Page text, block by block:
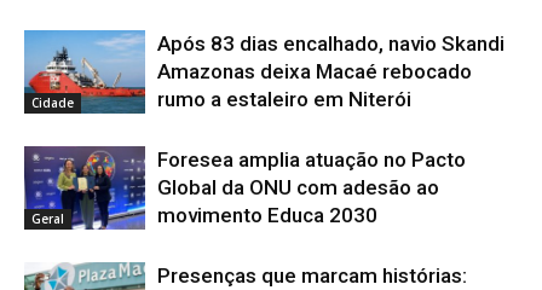
Cidade
Após 83 dias encalhado, navio Skandi
Amazonas deixa Macaé rebocado
rumo a estaleiro em Niterói
Geral
Foresea amplia atuação no Pacto
Global da ONU com adesão ao
movimento Educa 2030
Presenças que marcam histórias: